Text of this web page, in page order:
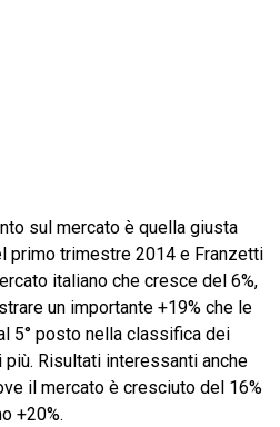
sul mercato è quella giusta
primo trimestre 2014 e Franzetti
italiano che cresce del 6%,
un importante +19% che le
5° posto nella classifica dei
più. Risultati interessanti anche
il mercato è cresciuto del 16%
+20%.